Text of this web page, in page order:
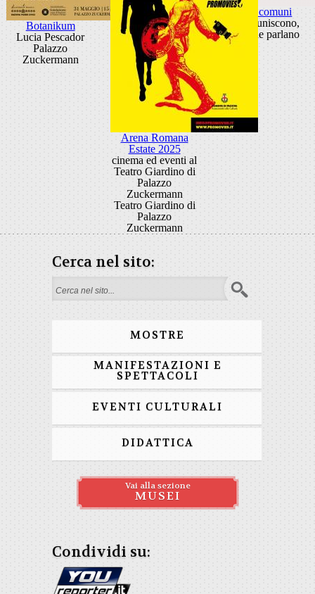
Botanikum
Lucia Pescador
Palazzo
Zuckermann
Visioni comuni
Idee che uniscono,
luoghi che parlano
Arena Romana
Estate 2025
cinema ed eventi al
Teatro Giardino di
Palazzo
Zuckermann
Teatro Giardino di
Palazzo
Zuckermann
Cerca nel sito:
Form di ricerca
MOSTRE
MANIFESTAZIONI E
SPETTACOLI
EVENTI CULTURALI
DIDATTICA
Vai alla sezione
MUSEI
Condividi su: